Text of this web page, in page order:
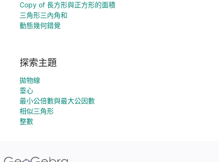
Copy of 長方形與正方形的面積
三角形三內角和
動態幾何錯覺
探索主題
拋物線
垂心
最小公倍數與最大公因數
相似三角形
整數